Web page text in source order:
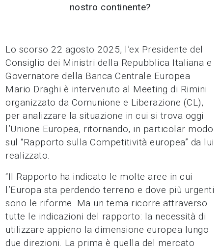
nostro continente?
Lo scorso 22 agosto 2025, l’ex Presidente del
Consiglio dei Ministri della Repubblica Italiana e
Governatore della Banca Centrale Europea
Mario Draghi è intervenuto al Meeting di Rimini
organizzato da Comunione e Liberazione (CL),
per analizzare la situazione in cui si trova oggi
l’Unione Europea, ritornando, in particolar modo
sul “Rapporto sulla Competitività europea” da lui
realizzato.
“Il Rapporto ha indicato le molte aree in cui
l’Europa sta perdendo terreno e dove più urgenti
sono le riforme. Ma un tema ricorre attraverso
tutte le indicazioni del rapporto: la necessità di
utilizzare appieno la dimensione europea lungo
due direzioni. La prima è quella del mercato